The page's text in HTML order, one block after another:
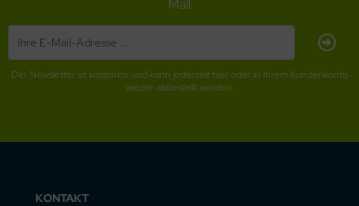
Mail
Der Newsletter ist kostenlos und kann jederzeit hier oder in Ihrem Kundenkonto
wieder abbestellt werden.
KONTAKT